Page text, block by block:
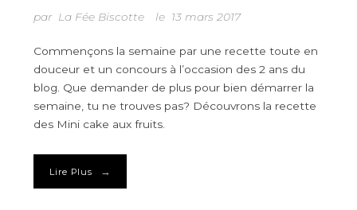
par La Fée Biscotte le 13 mars 2017
Commençons la semaine par une recette toute en
douceur et un concours à l’occasion des 2 ans du
blog. Que demander de plus pour bien démarrer la
semaine, tu ne trouves pas? Découvrons la recette
des Mini cake aux fruits.
Lire Plus →